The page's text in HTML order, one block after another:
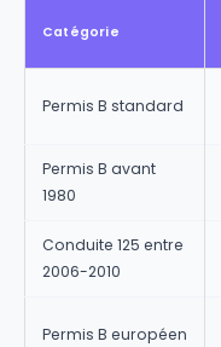
Catégorie
Permis B standard
Permis B avant
1980
Conduite 125 entre
2006-2010
Permis B européen